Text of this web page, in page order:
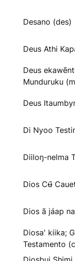
Desano (des)
Deus Athi
Deus
Munduruku
Deus
Di Nyoo
Diiloŋ-nelma
Dios Cʉ̃
Dios ã jáap
Diosa' kiika;
Testamento